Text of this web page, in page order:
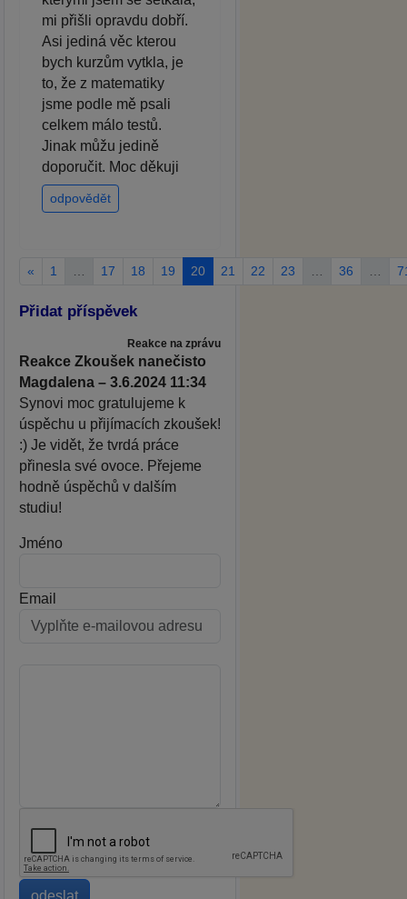
mi přišli opravdu dobří.
Asi jediná věc kterou
bych kurzům vytkla, je
to, že z matematiky
jsme podle mě psali
celkem málo testů.
Jinak můžu jedině
doporučit. Moc děkuji
odpovědět
« 1 17 18 19 20 21 22 23 36
Přidat příspěvek
Reakce na zprávu
Reakce Zkoušek nanečisto
Magdalena – 3.6.2024 11:34
Synovi moc gratulujeme k
úspěchu u přijímacích zkoušek!
:) Je vidět, že tvrdá práce
přinesla své ovoce. Přejeme
hodně úspěchů v dalším
studiu!
Jméno
Email